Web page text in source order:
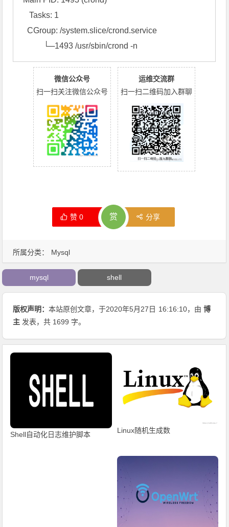
所属分类： Mysql
    Tasks: 1
   CGroup: /system.slice/crond.service
           └─1493 /usr/sbin/crond -n
微信公众号
扫一扫关注微信公众号
运维交流群
扫一扫二维码加入群聊
赞0 赏 分享
mysql shell
版权声明：本站原创文章，于2020年5月27日 16:16:10，由博
主 发表，共 1699 字。
Shell自动化日志维护脚本
Linux随机生成数